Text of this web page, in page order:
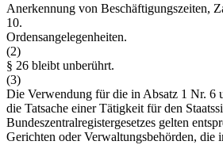
Anerkennung von Beschäftigungszeiten,
10.
Ordensangelegenheiten.
(2)
§ 26 bleibt unberührt.
(3)
Die Verwendung für die in Absatz 1 Nr. 6
die Tatsache einer Tätigkeit für den
Bundeszentralregistergesetzes gelten
Gerichten oder Verwaltungsbehörden, die